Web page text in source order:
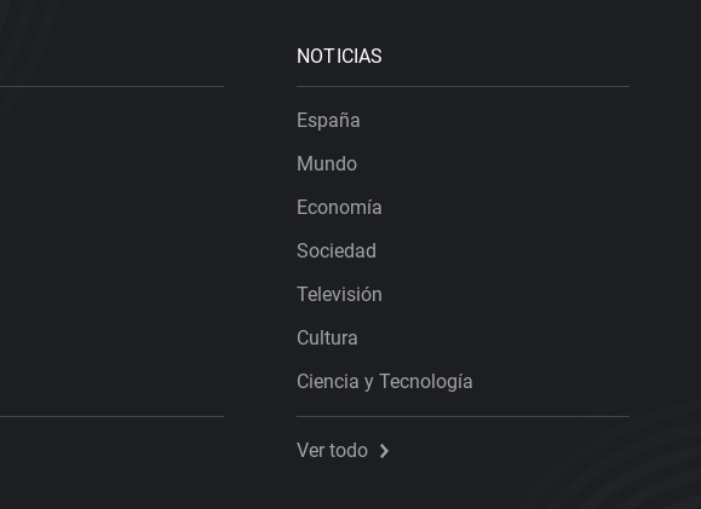
NOTICIAS
España
Mundo
Economía
Sociedad
Televisión
Cultura
Ciencia y Tecnología
Ver todo